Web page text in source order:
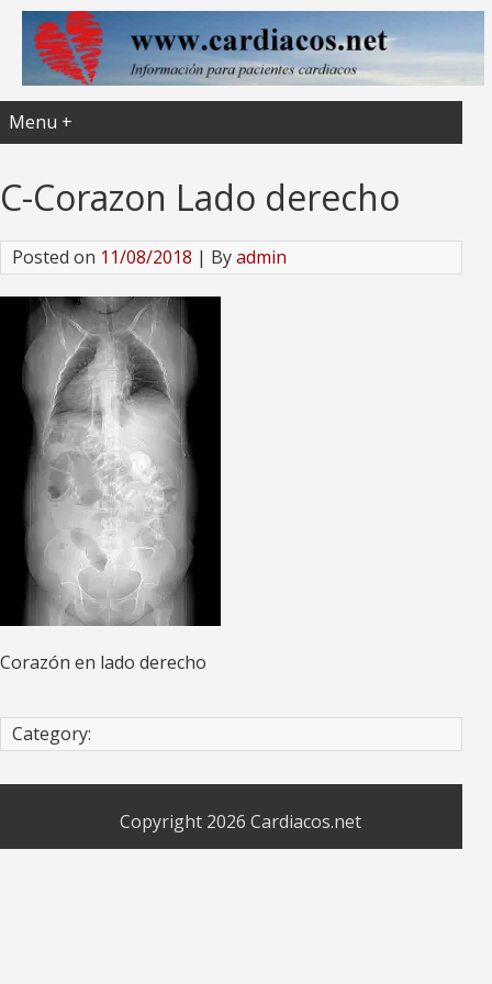
Menu +
C-Corazon Lado derecho
Posted on 11/08/2018 | Byadmin
Corazón en lado derecho
Category:
Copyright 2026 Cardiacos.net